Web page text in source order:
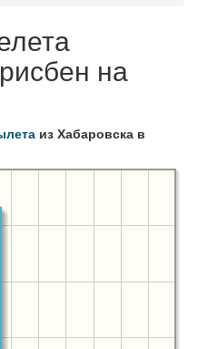
на
из Хабаровска в